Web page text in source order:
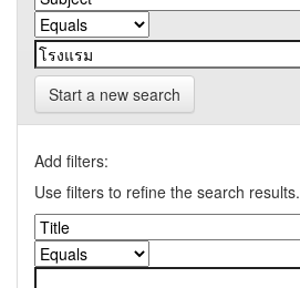
Start a new search
Add filters:
Use filters to refine the search results.